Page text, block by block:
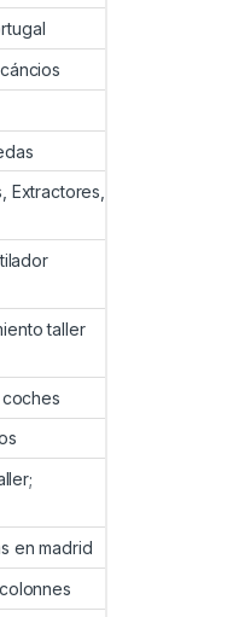
Extractores,
taller
en madrid